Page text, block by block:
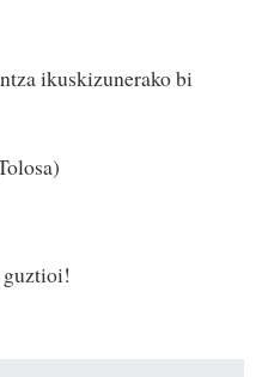
ikuskizunerako bi
guztioi!